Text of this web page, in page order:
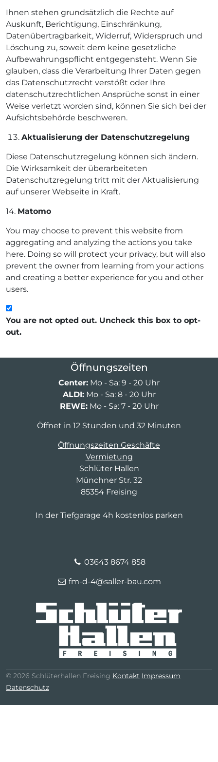
Ihnen stehen grundsätzlich die Rechte auf
Auskunft, Berichtigung, Einschränkung,
Datenübertragbarkeit, Widerruf, Widerspruch und
Löschung zu, soweit dem keine gesetzliche
Aufbewahrungspflicht entgegensteht. Wenn Sie
glauben, dass die Verarbeitung Ihrer Daten gegen
das Datenschutzrecht verstößt oder Ihre
datenschutzrechtlichen Ansprüche sonst in einer
Weise verletzt worden sind, können Sie sich bei der
Aufsichtsbehörde beschweren.
Aktualisierung der Datenschutzregelung
Diese Datenschutzregelung können sich ändern.
Die Wirksamkeit der überarbeiteten
Datenschutzregelung tritt mit der Aktualisierung
auf unserer Webseite in Kraft.
14. Matomo
You may choose to prevent this website from
aggregating and analyzing the actions you take
here. Doing so will protect your privacy, but will also
prevent the owner from learning from your actions
and creating a better experience for you and other
users.
You are not opted out. Uncheck this box to opt-
out.
Öffnungszeiten
Center: Mo - Sa: 9 - 20 Uhr
ALDI:Mo - Sa: 8 - 20 Uhr
REWE:Mo - Sa: 7 - 20 Uhr
Öffnet in 12 Stunden und 32 Minuten
Öffnungszeiten Geschäfte
Vermietung
Schlüter Hallen
Münchner Str. 32
85354 Freising
In der Tiefgarage 4h kostenlos parken
03643 8674 858
fm-d-4@saller-bau.com
© 2026 Schlüterhallen Freising Kontakt Impressum
Datenschutz